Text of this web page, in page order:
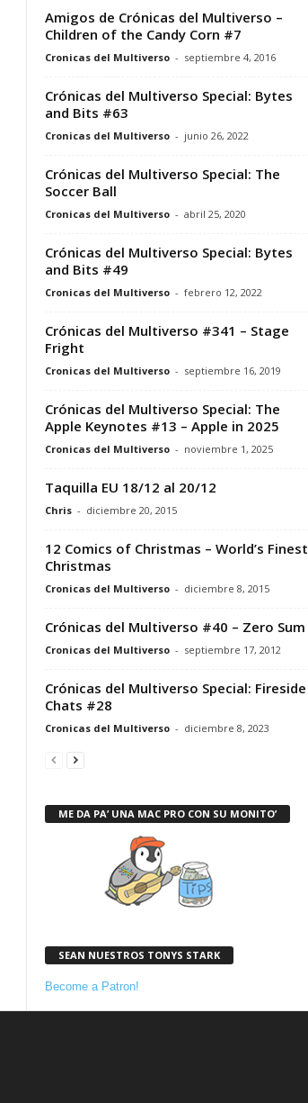
Amigos de Crónicas del Multiverso –
Children of the Candy Corn #7
Cronicas del Multiverso - septiembre 4, 2016
Crónicas del Multiverso Special: Bytes
and Bits #63
Cronicas del Multiverso - junio 26, 2022
Crónicas del Multiverso Special: The
Soccer Ball
Cronicas del Multiverso - abril 25, 2020
Crónicas del Multiverso Special: Bytes
and Bits #49
Cronicas del Multiverso - febrero 12, 2022
Crónicas del Multiverso #341 – Stage
Fright
Cronicas del Multiverso - septiembre 16, 2019
Crónicas del Multiverso Special: The
Apple Keynotes #13 – Apple in 2025
Cronicas del Multiverso - noviembre 1, 2025
Taquilla EU 18/12 al 20/12
Chris - diciembre 20, 2015
12 Comics of Christmas – World’s Finest
Christmas
Cronicas del Multiverso - diciembre 8, 2015
Crónicas del Multiverso #40 – Zero Sum
Cronicas del Multiverso - septiembre 17, 2012
Crónicas del Multiverso Special: Fireside
Chats #28
Cronicas del Multiverso - diciembre 8, 2023
ME DA PA’ UNA MAC PRO CON SU MONITO’
SEAN NUESTROS TONYS STARK
Become a Patron!